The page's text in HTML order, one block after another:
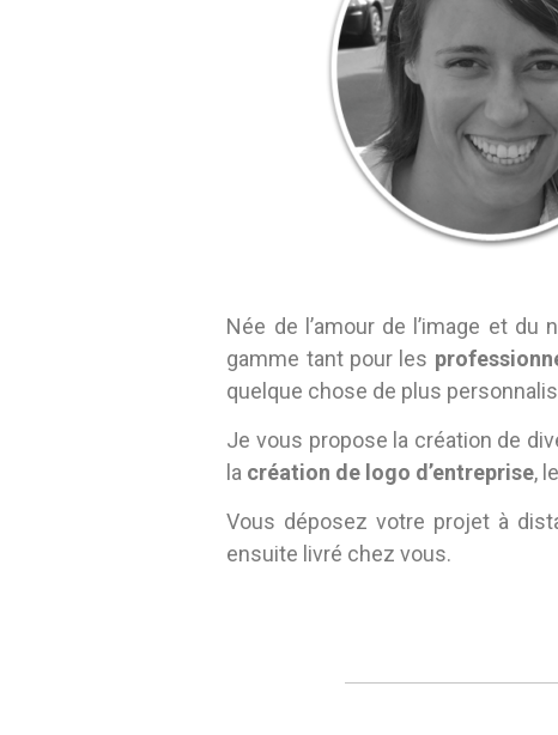
Née de l’amour de l’image et du
gamme tant pour les
quelque chose de plus
Je vous propose la création de
la création de logo d’entreprise,
Vous déposez votre projet à
ensuite livré chez vous.